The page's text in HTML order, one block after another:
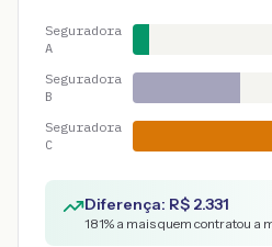
Seguradora
A
Seguradora
B
Seguradora
C
Diferença: R$ 2.331
181% a mais quem contratou a